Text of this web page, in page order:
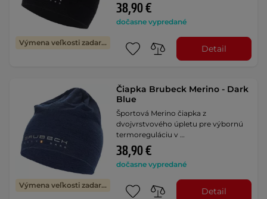
Výmena veľkosti zadarmo
38,90 €
dočasne vypredané
Detail
Výmena veľkosti zadarmo
Čiapka Brubeck Merino - Dark
Blue
Športová Merino čiapka z
dvojvrstvového úpletu pre výbornú
termoreguláciu v …
38,90 €
dočasne vypredané
Detail